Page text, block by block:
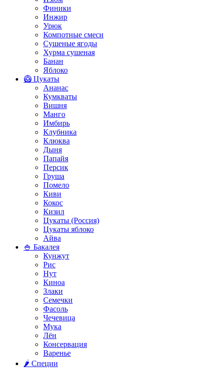
Финики
Инжир
Урюк
Компотные смеси
Сушеные ягоды
Хурма сушеная
Банан
Яблоко
🥝 Цукаты
Ананас
Кумкваты
Вишня
Манго
Имбирь
Клубника
Клюква
Дыня
Папайя
Персик
Груша
Помело
Киви
Кокос
Кизил
Цукаты (Россия)
Цукаты яблоко
Айва
🍚 Бакалея
Кунжут
Рис
Нут
Киноа
Злаки
Семечки
Фасоль
Чечевица
Мука
Лён
Консервация
Варенье
🌶️ Специи